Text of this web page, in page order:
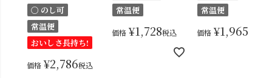
〇 のし可
常温便
おいしさ長持ち!
価格 ¥2,786税込
常温便
価格 ¥1,728税込
常温便
価格 ¥1,965